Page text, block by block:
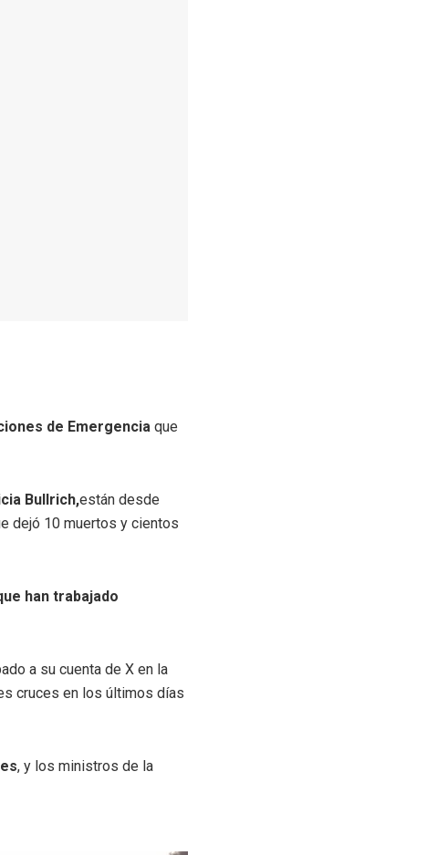
de Emergencia que
Bullrich,están desde
dejó 10 muertos y cientos
han trabajado
a su cuenta de X en la
cruces en los últimos días
, y los ministros de la